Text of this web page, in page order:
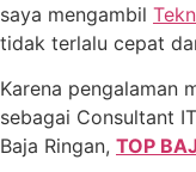
saya mengambil
tidak terlalu cepat
Karena pengalaman
sebagai Consultant
Baja Ringan, TOP